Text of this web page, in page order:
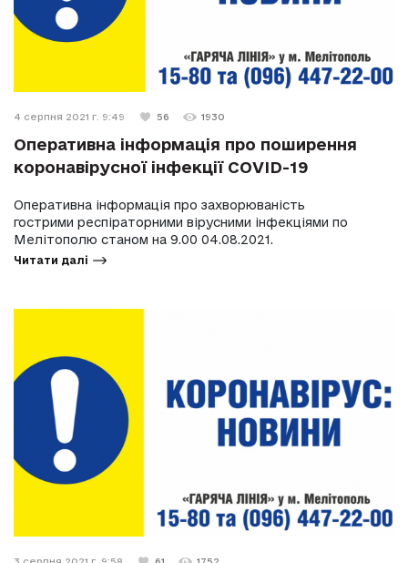
4 серпня 2021 г. 9:49 56 1930
Оперативна інформація про поширення
коронавірусної інфекції COVID-19
Оперативна інформація про захворюваність
гострими респіраторними вірусними інфекціями по
Мелітополю станом на 9.00 04.08.2021.
Читати далі